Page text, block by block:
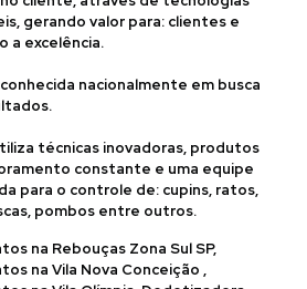
gerando valor para: clientes e
a excelência.
nacionalmente em busca
técnicas inovadoras, produtos
constante e uma equipe
para o controle de: cupins, ratos,
pombos entre outros.
na Rebouças Zona Sul SP,
na Vila Nova Conceição ,